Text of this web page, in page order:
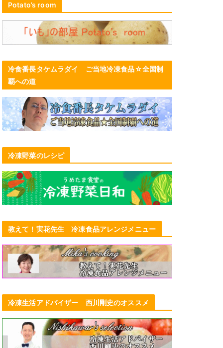
Potato’s room
冷食番長タケムラダイ ご当地冷凍食品☆全国制
覇への道
冷凍野菜のレシピ
教えて！実花先生 冷凍食品アレンジメニュー
冷凍生活アドバイザー 西川剛史のオススメ